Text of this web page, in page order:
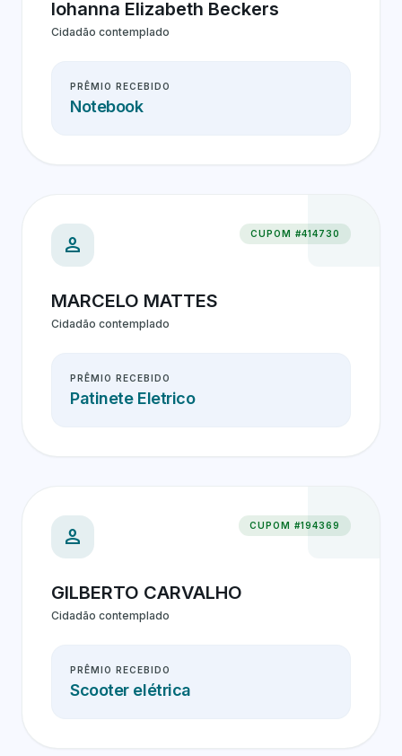
Iohanna Elizabeth Beckers
Cidadão contemplado
PRÊMIO RECEBIDO
Notebook
person CUPOM #414730
MARCELO MATTES
Cidadão contemplado
PRÊMIO RECEBIDO
Patinete Eletrico
person CUPOM #194369
GILBERTO CARVALHO
Cidadão contemplado
PRÊMIO RECEBIDO
Scooter elétrica